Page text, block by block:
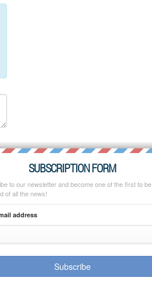
SUBSCRIPTION FORM
to our newsletter and become one of the first to be
of all the news!
address
Subscribe